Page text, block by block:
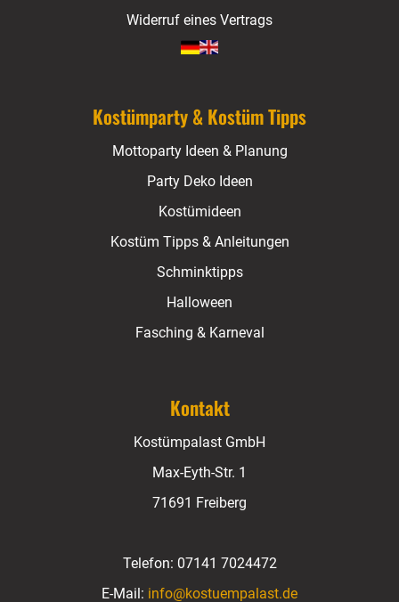
Widerruf eines Vertrags
Kostümparty & Kostüm Tipps
Mottoparty Ideen & Planung
Party Deko Ideen
Kostümideen
Kostüm Tipps & Anleitungen
Schminktipps
Halloween
Fasching & Karneval
Kontakt
Kostümpalast GmbH
Max-Eyth-Str. 1
71691 Freiberg
Telefon: 07141 7024472
E-Mail: info@kostuempalast.de